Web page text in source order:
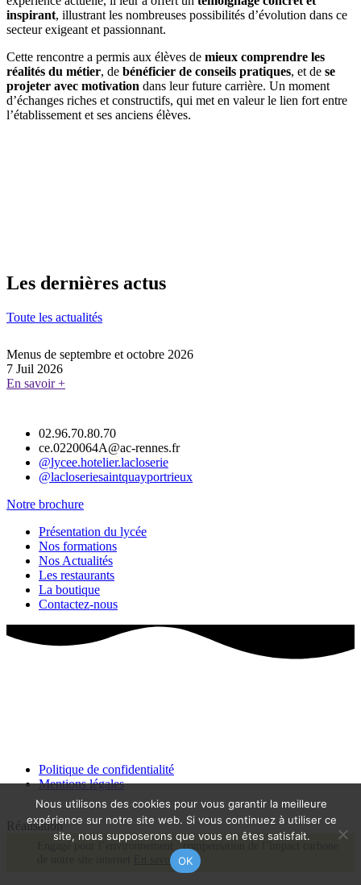
inspirant, illustrant les nombreuses possibilités d’évolution dans ce
secteur exigeant et passionnant.
Cette rencontre a permis aux élèves de mieux comprendre les
réalités du métier, de bénéficier de conseils pratiques, et de se
projeter avec motivation dans leur future carrière. Un moment
d’échanges riches et constructifs, qui met en valeur le lien fort entre
l’établissement et ses anciens élèves.
Les dernières actus
Toute les actualités
Menus de septembre et octobre 2026
7 Juil 2026
En savoir +
02.96.70.80.70
ce.0220064A@ac-rennes.fr
@lycee.hotelier.lacloserie
@lacloseriesaintquayportrieux
Notre brochure
Présentation du lycée
Nos formations
Nos Actualités
Les restaurants
La boutique
Contactez-nous
Politique de confidentialité
Mentions légales
Réalisation
Nous utilisons des cookies pour vous garantir la meilleure
expérience sur notre site web. Si vous continuez à utiliser ce
site, nous supposerons que vous en êtes satisfait.
OK
Engagé pour l’environnement : compensation de l’impact carbone
En savoir +